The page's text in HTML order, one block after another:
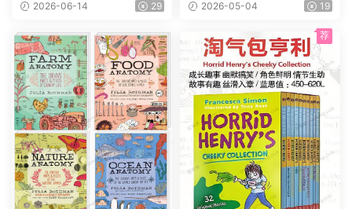
2026-06-14 29 2026-05-04 19
荐